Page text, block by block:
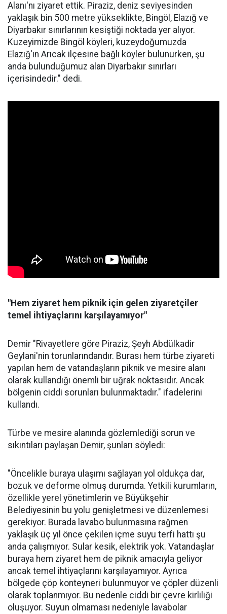
Alanı'nı ziyaret ettik. Piraziz, deniz seviyesinden
yaklaşık bin 500 metre yükseklikte, Bingöl, Elazığ ve
Diyarbakır sınırlarının kesiştiği noktada yer alıyor.
Kuzeyimizde Bingöl köyleri, kuzeydoğumuzda
Elazığ'ın Arıcak ilçesine bağlı köyler bulunurken, şu
anda bulunduğumuz alan Diyarbakır sınırları
içerisindedir." dedi.
"Hem ziyaret hem piknik için gelen ziyaretçiler
temel ihtiyaçlarını karşılayamıyor"
Demir "Rivayetlere göre Piraziz, Şeyh Abdülkadir
Geylani'nin torunlarındandır. Burası hem türbe ziyareti
yapılan hem de vatandaşların piknik ve mesire alanı
olarak kullandığı önemli bir uğrak noktasıdır. Ancak
bölgenin ciddi sorunları bulunmaktadır." ifadelerini
kullandı.
Türbe ve mesire alanında gözlemlediği sorun ve
sıkıntıları paylaşan Demir, şunları söyledi:
"Öncelikle buraya ulaşımı sağlayan yol oldukça dar,
bozuk ve deforme olmuş durumda. Yetkili kurumların,
özellikle yerel yönetimlerin ve Büyükşehir
Belediyesinin bu yolu genişletmesi ve düzenlemesi
gerekiyor. Burada lavabo bulunmasına rağmen
yaklaşık üç yıl önce çekilen içme suyu terfi hattı şu
anda çalışmıyor. Sular kesik, elektrik yok. Vatandaşlar
buraya hem ziyaret hem de piknik amacıyla geliyor
ancak temel ihtiyaçlarını karşılayamıyor. Ayrıca
bölgede çöp konteyneri bulunmuyor ve çöpler düzenli
olarak toplanmıyor. Bu nedenle ciddi bir çevre kirliliği
oluşuyor. Suyun olmaması nedeniyle lavabolar